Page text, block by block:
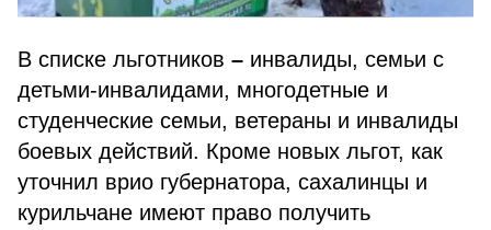
В списке льготников – инвалиды, семьи с
детьми-инвалидами, многодетные и
студенческие семьи, ветераны и инвалиды
боевых действий. Кроме новых льгот, как
уточнил врио губернатора, сахалинцы и
курильчане имеют право получить